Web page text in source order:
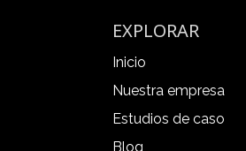
EXPLORAR
Inicio
Nuestra empresa
Estudios de caso
Blog